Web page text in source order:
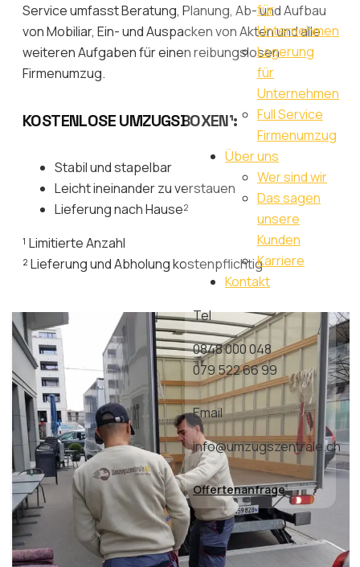
für
Unternehmen
Lagerung
für
Unternehmen
Full Service
Firmenumzug
Über uns
Wer sind wir
Das sagen
unsere
Kunden
Karriere
Kontakt
Tel
0848 000 048
079 522 66 99
Email
info@umzugszentrale.ch
Offertenanfrage
Service umfasst Beratung, Planung, Ab- und Aufbau
von Mobiliar, Ein- und Auspacken von Akten und alle
weiteren Aufgaben für einen reibungslosen
Firmenumzug.
KOSTENLOSE UMZUGSBOXEN¹:
Stabil und stapelbar
Leicht ineinander zu verstauen
Lieferung nach Hause²
¹ Limitierte Anzahl
² Lieferung und Abholung kostenpflichtig